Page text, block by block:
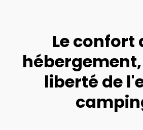
Le confort
liberté de